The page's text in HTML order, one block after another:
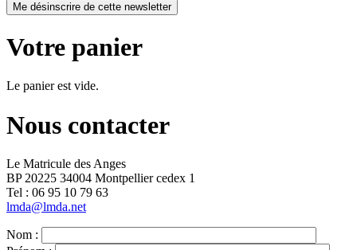
Votre panier
Le panier est vide.
Nous contacter
Le Matricule des Anges
BP 20225 34004 Montpellier cedex 1
Tel : ‭06 95 10 79 63
lmda@lmda.net
Nom :